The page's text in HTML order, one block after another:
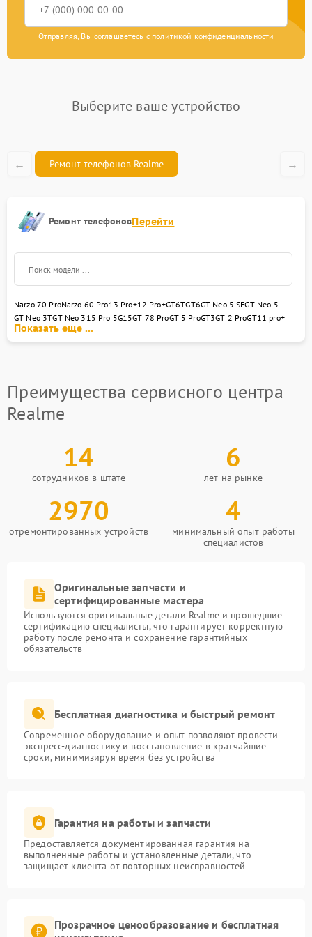
Замена Wi-Fi 450 рублей
Ремонт цепи питания 2200 рублей
Отправляя, Вы соглашаетесь с политикой конфиденциальности
Выберите ваше устройство
← Ремонт телефонов Realme →
Ремонт телефоновПерейти
Narzo 70 ProNarzo 60 Pro13 Pro+12 Pro+GT6TGT6GT Neo 5 SEGT Neo 5
GT Neo 3TGT Neo 3 15 Pro 5G15GT 78 ProGT 5 ProGT3GT 2 ProGT11 pro+
Показать еще ...
Преимущества сервисного центра
Realme
14
сотрудников в штате
6
лет на рынке
2970
отремонтированных устройств
4
минимальный опыт работы
специалистов
Оригинальные запчасти и
сертифицированные мастера
Используются оригинальные детали Realme и прошедшие
сертификацию специалисты, что гарантирует корректную
работу после ремонта и сохранение гарантийных
обязательств
Бесплатная диагностика и быстрый ремонт
Современное оборудование и опыт позволяют провести
экспресс-диагностику и восстановление в кратчайшие
сроки, минимизируя время без устройства
Гарантия на работы и запчасти
Предоставляется документированная гарантия на
выполненные работы и установленные детали, что
защищает клиента от повторных неисправностей
Прозрачное ценообразование и бесплатная